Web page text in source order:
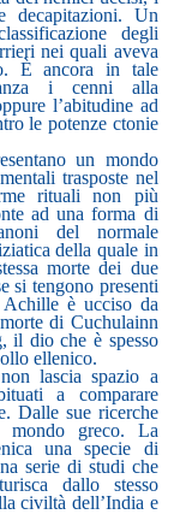
decapitazioni. Un
degli
nei quali aveva
È ancora in tale
i cenni alla
l’abitudine ad
le potenze ctonie
un mondo
trasposte nel
rituali non più
ad una forma di
del normale
della quale in
morte dei due
si tengono presenti
è ucciso da
di Cuchulainn
il dio che è spesso
ellenico.
lascia spazio a
a comparare
Dalle sue ricerche
mondo greco. La
una specie di
serie di studi che
dallo stesso
civiltà dell’India e